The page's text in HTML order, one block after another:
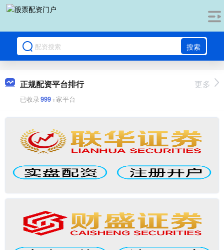
搜索
正规配资平台排行
已收录999+家平台
更多